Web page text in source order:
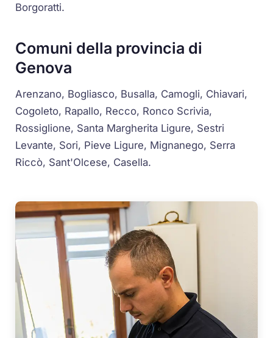
Borgoratti.
Comuni della provincia di
Genova
Arenzano, Bogliasco, Busalla, Camogli, Chiavari,
Cogoleto, Rapallo, Recco, Ronco Scrivia,
Rossiglione, Santa Margherita Ligure, Sestri
Levante, Sori, Pieve Ligure, Mignanego, Serra
Riccò, Sant'Olcese, Casella.